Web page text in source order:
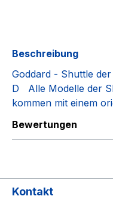
Beschreibung
Goddard - Shuttle
D Alle Modelle der
kommen mit einem
Bewertungen
Kontakt